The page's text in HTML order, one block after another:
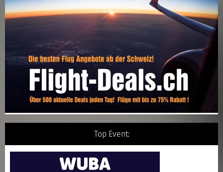
Top Event: